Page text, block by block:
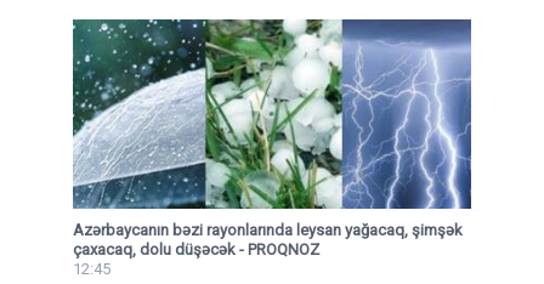
Azərbaycanın bəzi rayonlarında leysan yağacaq, şimşək
çaxacaq, dolu düşəcək - PROQNOZ
12:45